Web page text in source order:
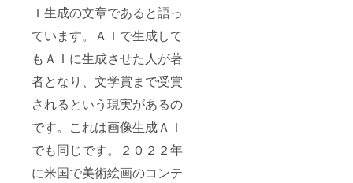
Ｉ生成の文章であると語っ
ています。ＡＩで生成して
もＡＩに生成させた人が著
者となり、文学賞まで受賞
されるという現実があるの
です。これは画像生成ＡＩ
でも同じです。２０２２年
に米国で美術絵画のコンテ